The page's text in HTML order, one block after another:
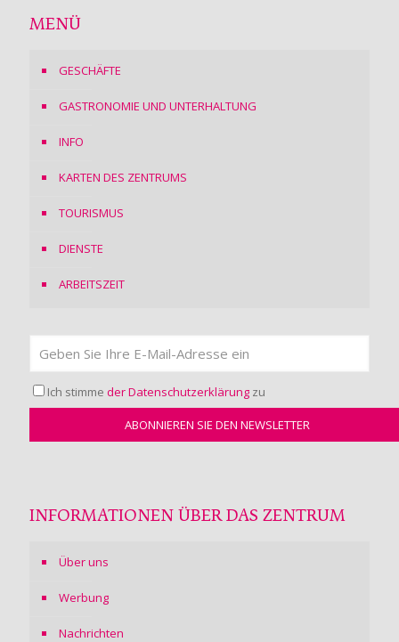
MENÜ
GESCHÄFTE
GASTRONOMIE UND UNTERHALTUNG
INFO
KARTEN DES ZENTRUMS
TOURISMUS
DIENSTE
ARBEITSZEIT
Ich stimme der Datenschutzerklärung zu
INFORMATIONEN ÜBER DAS ZENTRUM
Über uns
Werbung
Nachrichten